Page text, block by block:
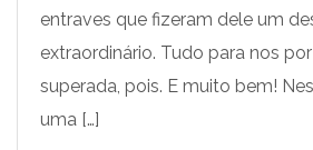
entraves que fizeram dele um
extraordinário. Tudo para nos
superada, pois. E muito bem!
uma […]